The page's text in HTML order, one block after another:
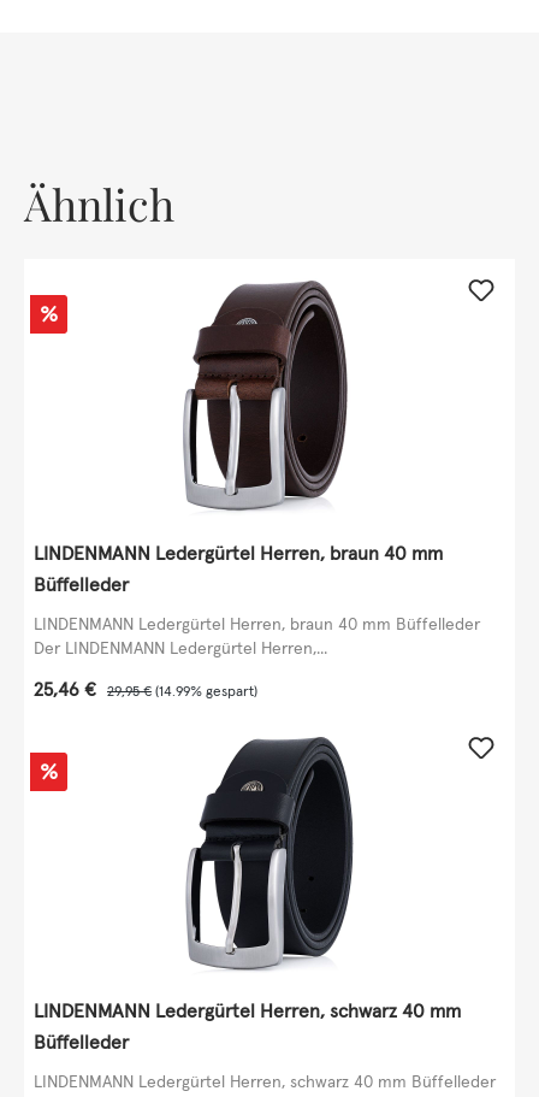
Ähnlich
Rabatt
%
LINDENMANN Ledergürtel Herren, braun 40 mm
Büffelleder
LINDENMANN Ledergürtel Herren, braun 40 mm Büffelleder
Der LINDENMANN Ledergürtel Herren,...
Verkaufspreis:
25,46 € Regulärer Preis:
29,95 € (14.99% gespart)
Rabatt
%
LINDENMANN Ledergürtel Herren, schwarz 40 mm
Büffelleder
LINDENMANN Ledergürtel Herren, schwarz 40 mm Büffelleder